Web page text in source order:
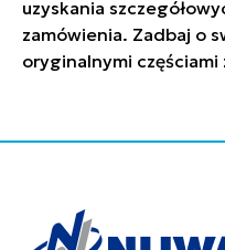
uzyskania
zamówienia. Zadbaj o
oryginalnymi częściami